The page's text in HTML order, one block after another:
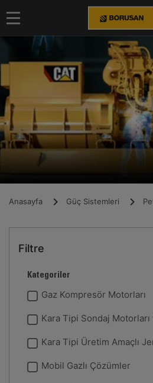
Anasayfa Güç Sistemleri
Filtre
Kategoriler
Gaz Kompresör Motorları
Kara Tipi Sondaj
Kara Tipi Üretim Amaçlı
Mobil Gazlı Çözümler